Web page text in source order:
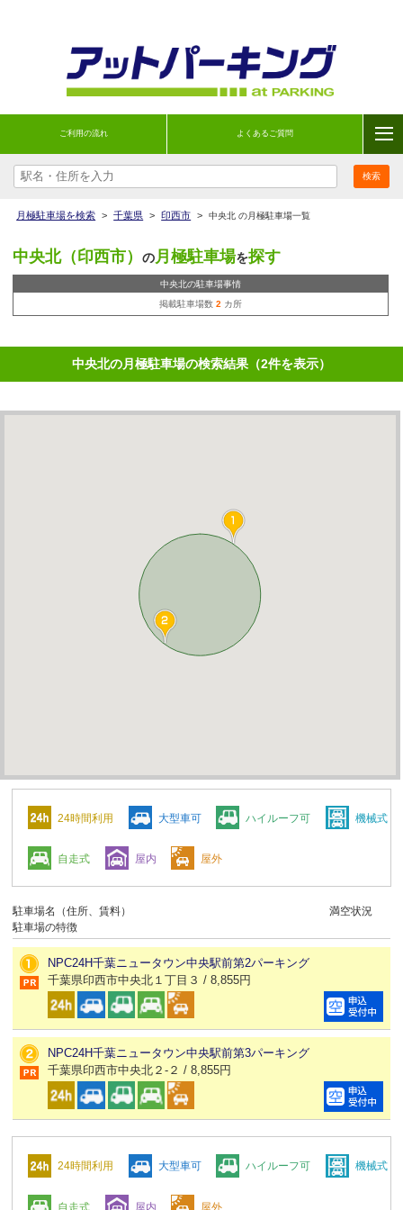
ご利用の流れ よくあるご質問
月極駐車場を検索 > 千葉県 > 印西市 > 中央北 の月極駐車場一覧
中央北（印西市） の月極駐車場を探す
中央北の駐車場事情
掲載駐車場数 2 カ所
中央北の月極駐車場の検索結果（2件を表示）
24時間利用 大型車可 ハイルーフ可 機械式
自走式 屋内 屋外
駐車場名（住所、賃料）
駐車場の特徴
満空状況
NPC24H千葉ニュータウン中央駅前第2パーキング
千葉県印西市中央北１丁目３ / 8,855円
NPC24H千葉ニュータウン中央駅前第3パーキング
千葉県印西市中央北２-２ / 8,855円
24時間利用 大型車可 ハイルーフ可 機械式
自走式 屋内 屋外